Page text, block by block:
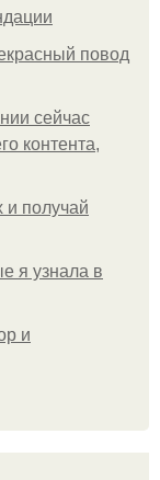
повод
сейчас
контента,
и получай
я узнала в
и